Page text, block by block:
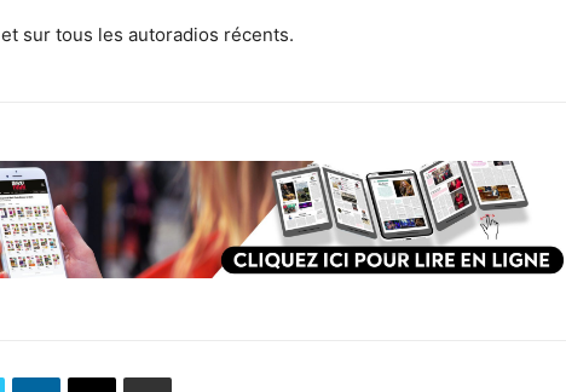
et sur tous les autoradios récents.